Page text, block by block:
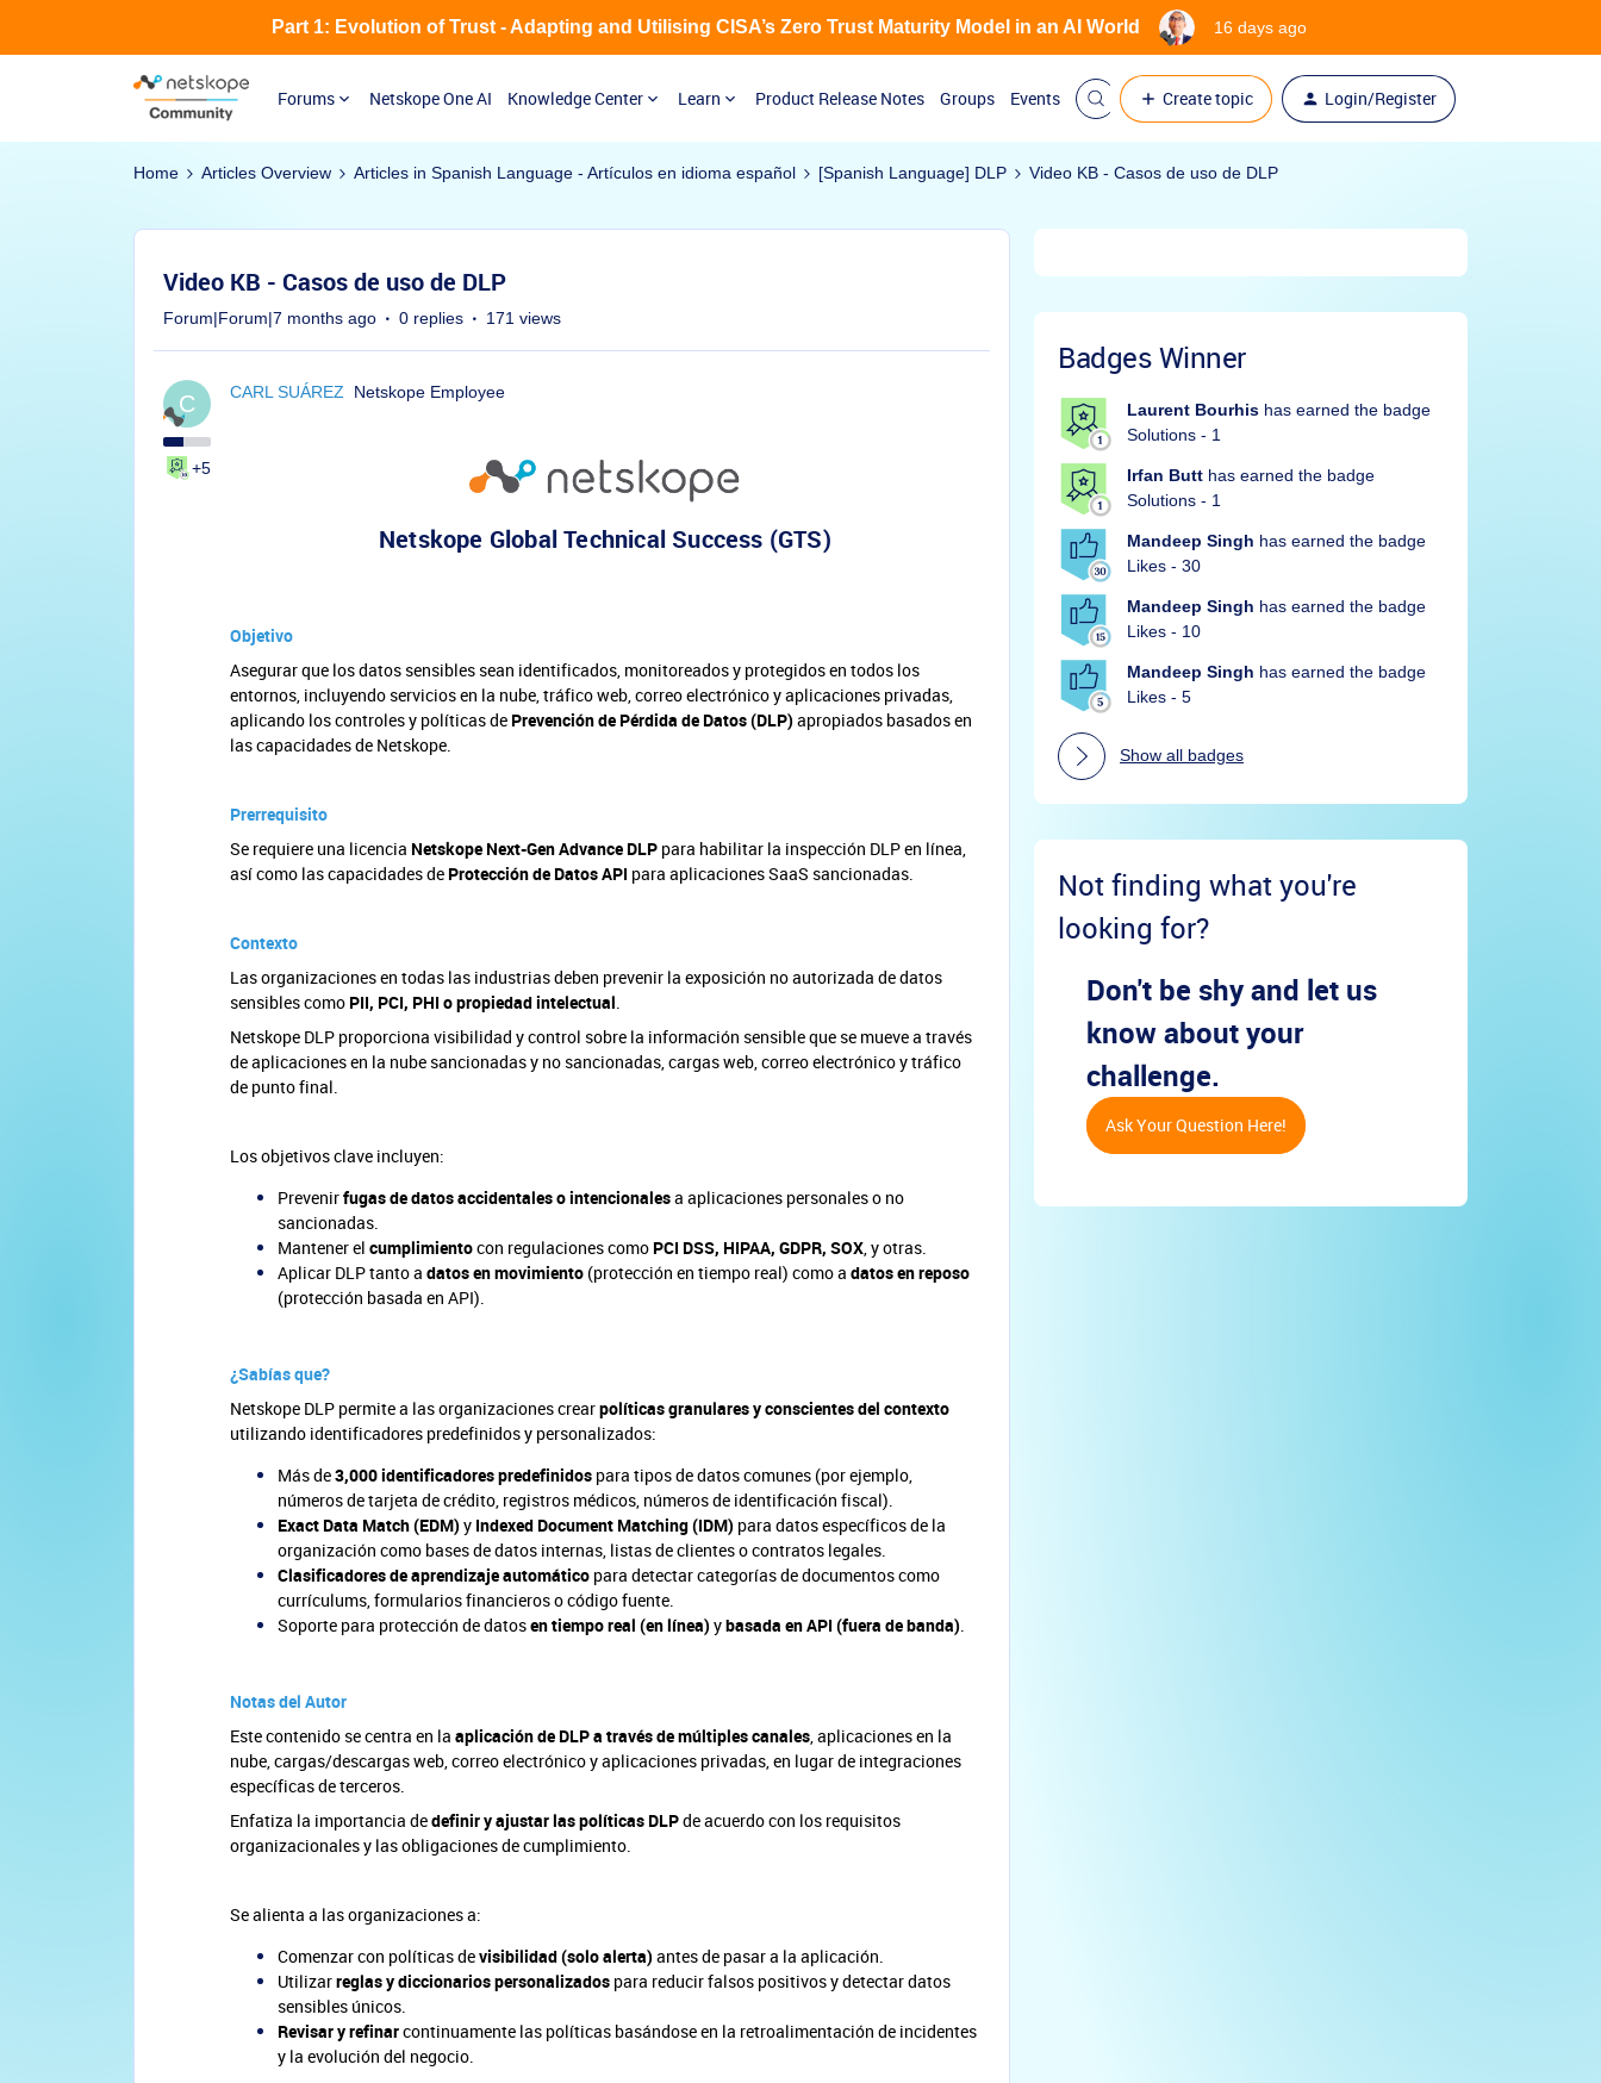
Forums Netskope One AI Knowledge Center Learn Product Release Notes Groups Events Create topic Login/Register
Part 1: Evolution of Trust - Adapting and Utilising CISA’s Zero Trust Maturity Model in an AI World 16 days ago
Home Articles Overview Articles in Spanish Language - Artículos en idioma español [Spanish Language] DLP Video KB - Casos de uso de DLP
Video KB - Casos de uso de DLP
Forum|Forum|7 months ago 0 replies 171 views
C
+5
CARL SUÁREZ Netskope Employee
Netskope Global Technical Success (GTS)
Objetivo
Asegurar que los datos sensibles sean identificados, monitoreados y protegidos en todos los
entornos, incluyendo servicios en la nube, tráfico web, correo electrónico y aplicaciones privadas,
aplicando los controles y políticas de Prevención de Pérdida de Datos (DLP) apropiados basados en
las capacidades de Netskope.
Prerrequisito
Se requiere una licencia Netskope Next-Gen Advance DLP para habilitar la inspección DLP en línea,
así como las capacidades de Protección de Datos API para aplicaciones SaaS sancionadas.
Contexto
Las organizaciones en todas las industrias deben prevenir la exposición no autorizada de datos
sensibles como PII, PCI, PHI o propiedad intelectual.
Netskope DLP proporciona visibilidad y control sobre la información sensible que se mueve a través
de aplicaciones en la nube sancionadas y no sancionadas, cargas web, correo electrónico y tráfico
de punto final.
Los objetivos clave incluyen:
Prevenirfugas de datos accidentales o intencionalesa aplicaciones personales o no
sancionadas.
Mantener el cumplimientocon regulaciones como PCI DSS, HIPAA, GDPR, SOX, y otras.
Aplicar DLP tanto a datos en movimiento (protección en tiempo real) como a datos en reposo
(protección basada en API).
¿Sabías que?
Netskope DLP permite a las organizaciones crearpolíticas granulares y conscientes del contexto
utilizando identificadores predefinidos y personalizados:
Más de3,000 identificadores predefinidos para tipos de datos comunes (por ejemplo,
números de tarjeta de crédito, registros médicos, números de identificación fiscal).
Exact Data Match (EDM) y Indexed Document Matching (IDM) para datos específicos de la
organización como bases de datos internas, listas de clientes o contratos legales.
Clasificadores de aprendizaje automático para detectar categorías de documentos como
currículums, formularios financieros o código fuente.
Soporte para protección de datosen tiempo real (en línea) ybasada en API (fuera de banda).
Notas del Autor
Este contenido se centra en la aplicación de DLP a través de múltiples canales, aplicaciones en la
nube, cargas/descargas web, correo electrónico y aplicaciones privadas, en lugar de integraciones
específicas de terceros.
Enfatiza la importancia dedefinir y ajustar las políticas DLPde acuerdo con los requisitos
organizacionales y las obligaciones de cumplimiento.
Se alienta a las organizaciones a:
Comenzar con políticas devisibilidad (solo alerta) antes de pasar a la aplicación.
Utilizarreglas y diccionarios personalizados para reducir falsos positivos y detectar datos
sensibles únicos.
Revisar y refinarcontinuamente las políticas basándose en la retroalimentación de incidentes
y la evolución del negocio.
Badges Winner
Laurent Bourhis has earned the badge
Solutions - 1
Irfan Butt has earned the badge
Solutions - 1
Mandeep Singh has earned the badge
Likes - 30
Mandeep Singh has earned the badge
Likes - 10
Mandeep Singh has earned the badge
Likes - 5
Show all badges
Not finding what you're
looking for?
Don't be shy and let us
know about your
challenge.
Ask Your Question Here!